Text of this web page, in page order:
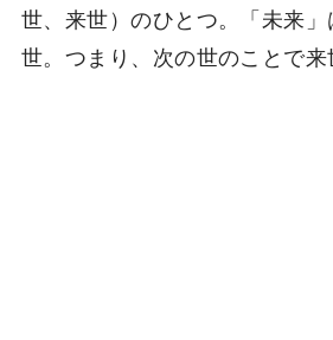
世、来世）のひとつ。「未来
世。つまり、次の世のことで来